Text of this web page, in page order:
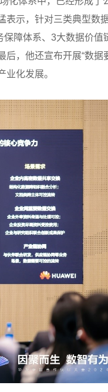
表示，针对三类典型数
障体系、3大数据价值
，他还宣布开展“数据
化发展。